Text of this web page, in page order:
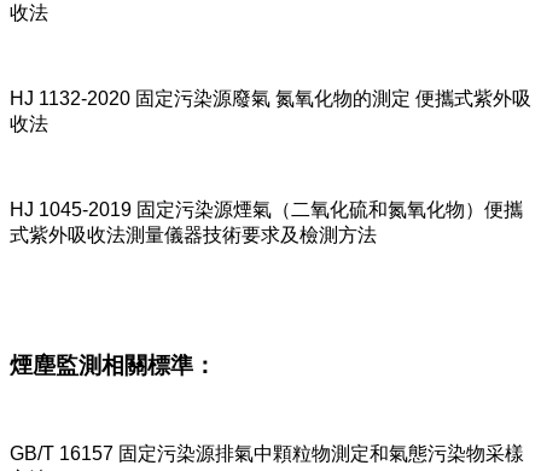
收法
HJ 1132-2020 固定污染源廢氣 氮氧化物的測定 便攜式紫外吸
收法
HJ 1045-2019 固定污染源煙氣（二氧化硫和氮氧化物）便攜
式紫外吸收法測量儀器技術要求及檢測方法
煙塵監測相關標準：
GB/T 16157 固定污染源排氣中顆粒物測定和氣態污染物采樣